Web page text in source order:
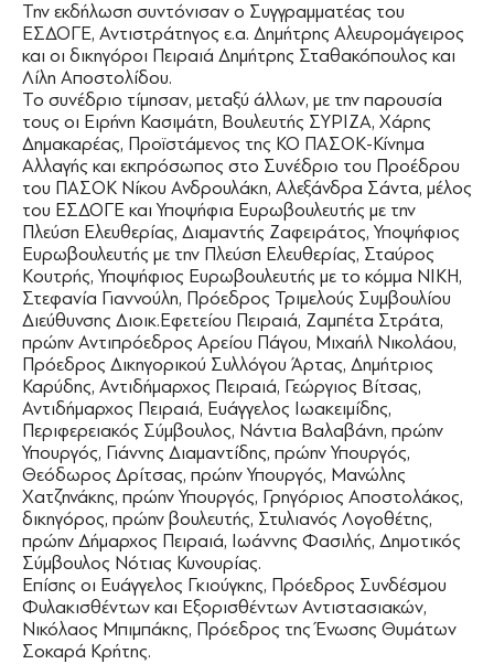
Την εκδήλωση συντόνισαν ο Συγγραμματέας του
ΕΣΔΟΓΕ, Αντιστράτηγος ε.α. Δημήτρης Αλευρομάγειρος
και οι δικηγόροι Πειραιά Δημήτρης Σταθακόπουλος και
Λίλη Αποστολίδου.
Το συνέδριο τίμησαν, μεταξύ άλλων, με την παρουσία
τους οι Ειρήνη Κασιμάτη, Βουλευτής ΣΥΡΙΖΑ, Xάρης
Δημακαρέας, Προϊστάμενος της ΚΟ ΠΑΣΟΚ-Κίνημα
Αλλαγής και εκπρόσωπος στο Συνέδριο του Προέδρου
του ΠΑΣΟΚ Νίκου Ανδρουλάκη, Αλεξάνδρα Σάντα, μέλος
του ΕΣΔΟΓΕ και Υποψήφια Ευρωβουλευτής με την
Πλεύση Ελευθερίας, Διαμαντής Ζαφειράτος, Υποψήφιος
Ευρωβουλευτής με την Πλεύση Ελευθερίας, Σταύρος
Κουτρής, Υποψήφιος Ευρωβουλευτής με το κόμμα ΝΙΚΗ,
Στεφανία Γιαννούλη, Πρόεδρος Τριμελούς Συμβουλίου
Διεύθυνσης Διοικ.Εφετείου Πειραιά, Ζαμπέτα Στράτα,
πρώην Αντιπρόεδρος Αρείου Πάγου, Μιχαήλ Νικολάου,
Πρόεδρος Δικηγορικού Συλλόγου Άρτας, Δημήτριος
Καρύδης, Αντιδήμαρχος Πειραιά, Γεώργιος Βίτσας,
Αντιδήμαρχος Πειραιά, Ευάγγελος Ιωακειμίδης,
Περιφερειακός Σύμβουλος, Νάντια Βαλαβάνη, πρώην
Υπουργός, Γιάννης Διαμαντίδης, πρώην Υπουργός,
Θεόδωρος Δρίτσας, πρώην Υπουργός, Μανώλης
Χατζηνάκης, πρώην Υπουργός, Γρηγόριος Αποστολάκος,
δικηγόρος, πρώην βουλευτής, Στυλιανός Λογοθέτης,
πρώην Δήμαρχος Πειραιά, Ιωάννης Φασιλής, Δημοτικός
Σύμβουλος Νότιας Κυνουρίας.
Επίσης οι Ευάγγελος Γκιούγκης, Πρόεδρος Συνδέσμου
Φυλακισθέντων και Εξορισθέντων Αντιστασιακών,
Νικόλαος Μπιμπάκης, Πρόεδρος της Ένωσης Θυμάτων
Σοκαρά Κρήτης.